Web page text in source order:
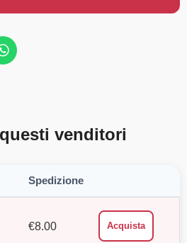
venditori
Spedizione
€8.00 Acquista